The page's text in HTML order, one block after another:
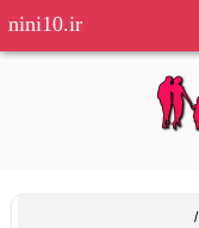
nini10.ir
/